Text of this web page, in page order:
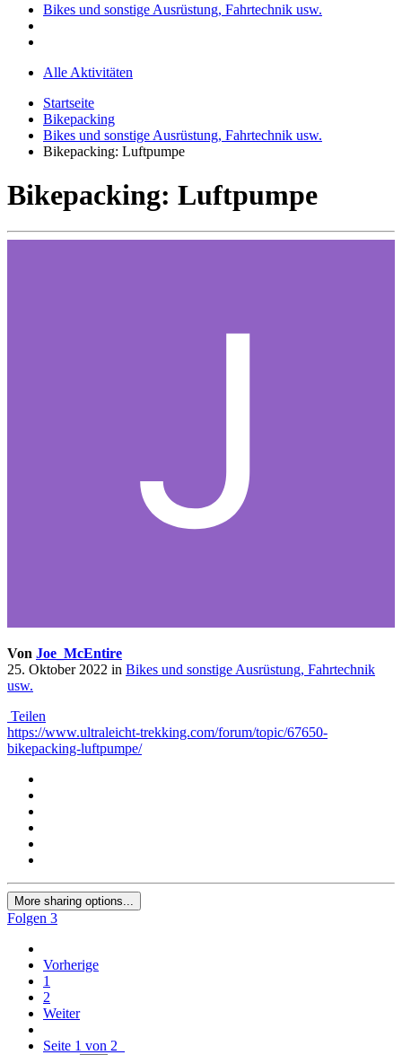
Bikes und sonstige Ausrüstung, Fahrtechnik usw.
Alle Aktivitäten
Startseite
Bikepacking
Bikes und sonstige Ausrüstung, Fahrtechnik usw.
Bikepacking: Luftpumpe
Bikepacking: Luftpumpe
Von Joe_McEntire
25. Oktober 2022 in Bikes und sonstige Ausrüstung, Fahrtechnik
usw.
Teilen
https://www.ultraleicht-trekking.com/forum/topic/67650-
bikepacking-luftpumpe/
More sharing options...
Folgen 3
Vorherige
1
2
Weiter
Seite 1 von 2